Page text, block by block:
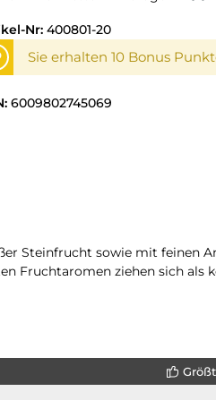
Nr: 400801-20
Sie erhalten 10 Bonus
6009802745069
Steinfrucht sowie mit feinen
Fruchtaromen ziehen sich als